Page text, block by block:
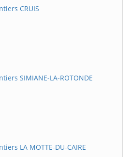
CRUIS
SIMIANE-LA-ROTONDE
LA MOTTE-DU-CAIRE